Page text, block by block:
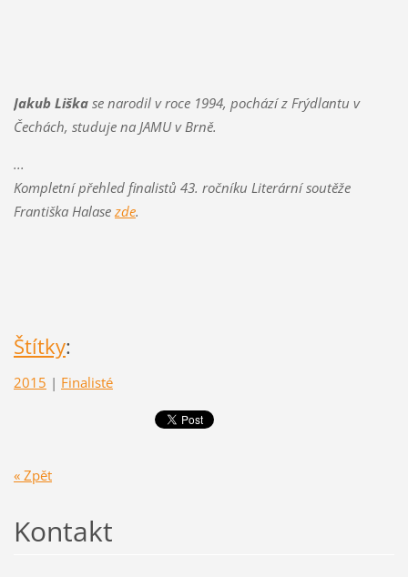
Jakub Liška se narodil v roce 1994, pochází z Frýdlantu v
Čechách, studuje na JAMU v Brně.
...
Kompletní přehled finalistů 43. ročníku Literární soutěže
Františka Halasezde.
Štítky:
2015 | Finalisté
« Zpět
Kontakt